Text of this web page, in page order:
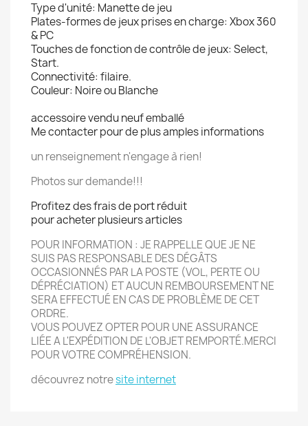
Type d'unité: Manette de jeu
Plates-formes de jeux prises en charge: Xbox 360
& PC
Touches de fonction de contrôle de jeux: Select,
Start.
Connectivité: filaire.
Couleur: Noire ou Blanche
accessoire vendu neuf emballé
Me contacter pour de plus amples informations
un renseignement n'engage à rien!
Photos sur demande!!!
Profitez des frais de port réduit
pour acheter plusieurs articles
POUR INFORMATION : JE RAPPELLE QUE JE NE
SUIS PAS RESPONSABLE DES DÉGÂTS
OCCASIONNÉS PAR LA POSTE (VOL, PERTE OU
DÉPRÉCIATION) ET AUCUN REMBOURSEMENT NE
SERA EFFECTUÉ EN CAS DE PROBLÈME DE CET
ORDRE.
VOUS POUVEZ OPTER POUR UNE ASSURANCE
LIÉE A L'EXPÉDITION DE L'OBJET REMPORTÉ.MERCI
POUR VOTRE COMPRÉHENSION.
découvrez notresite internet